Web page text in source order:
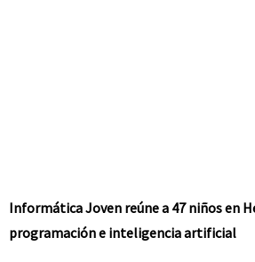
Informática Joven reúne a 47 niños en
programación e inteligencia artificial